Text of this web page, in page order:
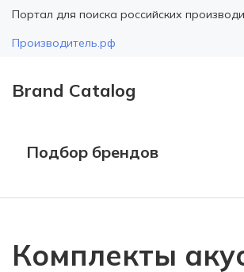
Портал для поиска российских
Производитель.рф
Brand Catalog
Подбор брендов
Комплекты